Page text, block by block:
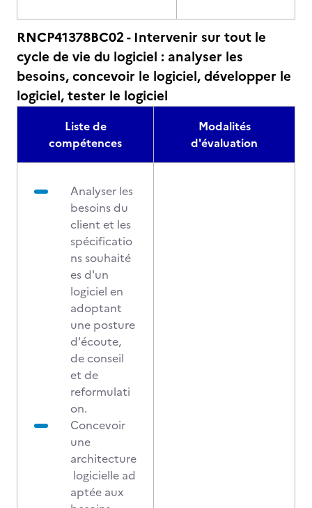
RNCP41378BC02 - Intervenir sur tout le
cycle de vie du logiciel : analyser les
besoins, concevoir le logiciel, développer le
logiciel, tester le logiciel
Liste de
compétences
Modalités
d'évaluation
Analyser les
besoins du
client et les
spécificatio
ns souhaité
es d'un
logiciel en
adoptant
une posture
d'écoute,
de conseil
et de
reformulati
on.
Concevoir
une
architecture
logicielle ad
aptée aux